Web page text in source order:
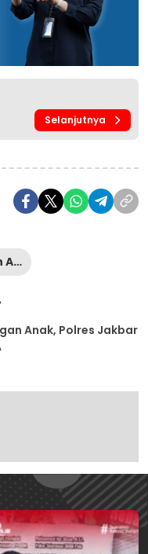
Selanjutnya
Perlindungan Anak
Anak, Polres Jakbar